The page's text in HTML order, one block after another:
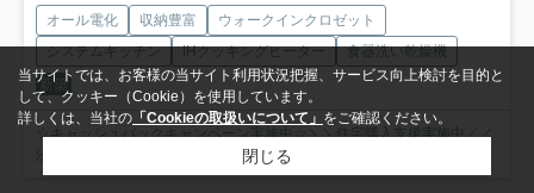
オール電化 収納豊富
ウォークインクロゼット
システムキッチン
IHクッキングヒーター
食器洗い乾燥機
新築
☆キャッシュバックキャンペーン実施中☆＼＼住宅購入支援実施中／／
法令遵守でお客様を最大限サポート！全国1,000店舗展開...
当サイトでは、お客様の当サイト利用状況把握、サービス向上検討を目的と
して、クッキー（Cookie）を使用しています。
詳しくは、当社の 「Cookieの取扱いについて」 をご確認ください。
閉じる